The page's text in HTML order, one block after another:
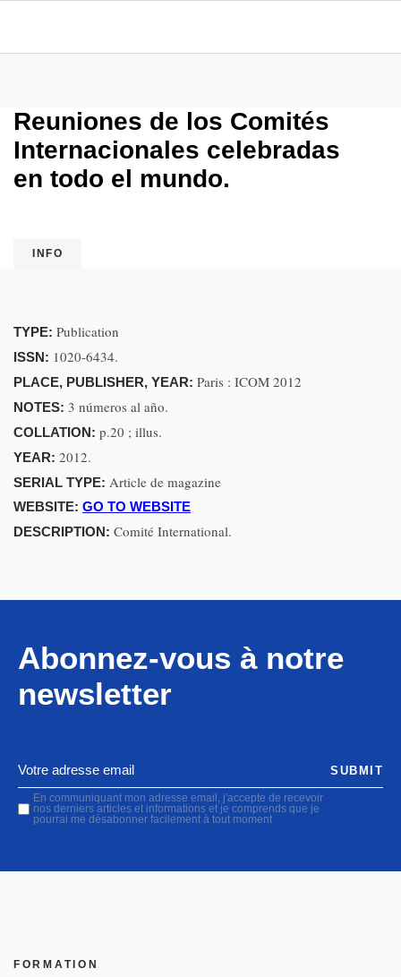
Reuniones de los Comités
Internacionales celebradas
en todo el mundo.
INFO
TYPE: Publication
ISSN: 1020-6434.
PLACE, PUBLISHER, YEAR: Paris : ICOM 2012
NOTES: 3 números al año.
COLLATION: p.20 ; illus.
YEAR: 2012.
SERIAL TYPE: Article de magazine
WEBSITE: GO TO WEBSITE
DESCRIPTION: Comité International.
Abonnez-vous à notre
newsletter
En communiquant mon adresse email, j'accepte de recevoir
nos derniers articles et informations et je comprends que je
pourrai me désabonner facilement à tout moment
SUBMIT
FORMATION